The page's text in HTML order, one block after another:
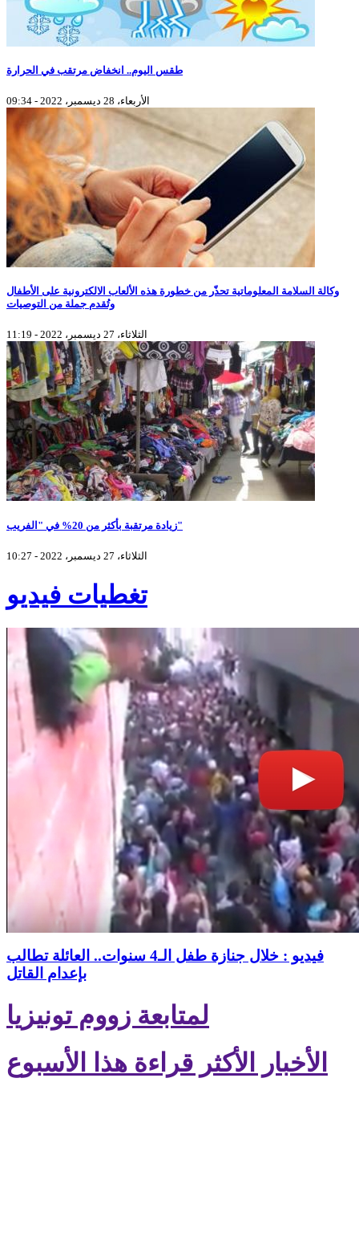
طقس اليوم.. انخفاض مرتقب في الحرارة
الأربعاء، 28 ديسمبر، 2022 - 09:34
وكالة السلامة المعلوماتية تحذّر من خطورة هذه الألعاب الالكترونية على الأطفال
وتُقدم جملة من التوصيات
الثلاثاء، 27 ديسمبر، 2022 - 11:19
زيادة مرتقبة بأكثر من 20% في "الفريب"
الثلاثاء، 27 ديسمبر، 2022 - 10:27
تغطيات فيديو
فيديو : خلال جنازة طفل الـ4 سنوات.. العائلة تطالب
بإعدام القاتل
لمتابعة زووم تونيزيا
الأخبار الأكثر قراءة هذا الأسبوع